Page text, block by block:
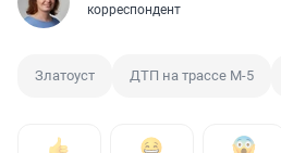
корреспондент
Златоуст ДТП на трассе М-5